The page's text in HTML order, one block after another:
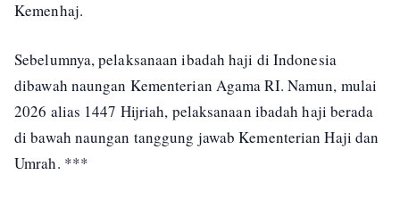
Kemenhaj.
Sebelumnya, pelaksanaan ibadah haji di Indonesia
dibawah naungan Kementerian Agama RI. Namun, mulai
2026 alias 1447 Hijriah, pelaksanaan ibadah haji berada
di bawah naungan tanggung jawab Kementerian Haji dan
Umrah. ***